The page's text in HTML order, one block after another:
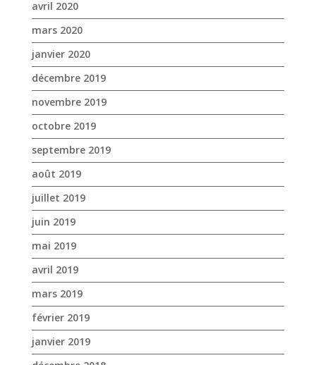
décembre 2019
novembre 2019
octobre 2019
septembre 2019
août 2019
juillet 2019
juin 2019
mai 2019
avril 2019
mars 2019
février 2019
janvier 2019
décembre 2018
novembre 2018
octobre 2018